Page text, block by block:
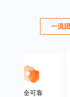
一流
安全可靠